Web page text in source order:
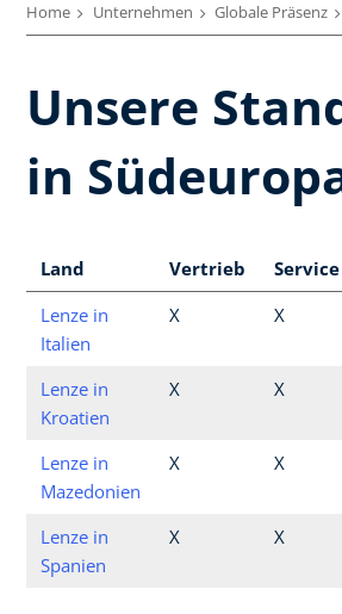
Home Unternehmen Globale Präsenz
Unsere
in
Land Vertrieb Service
Lenze in
Italien
X X
Lenze in
Kroatien
X X
Lenze in
Mazedonien
X X
Lenze in
Spanien
X X